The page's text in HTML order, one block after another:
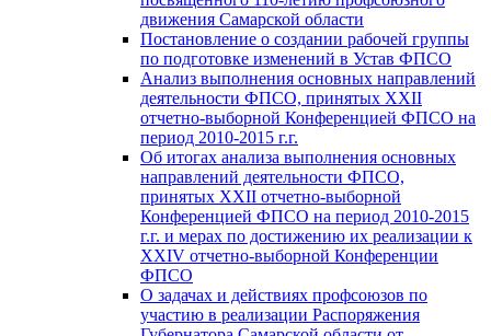
движения Самарской области
Постановление о создании рабочей группы
по подготовке изменений в Устав ФПСО
Анализ выполнения основных направлений
деятельности ФПСО, принятых XXII
отчетно-выборной Конференцией ФПСО на
период 2010-2015 г.г.
Об итогах анализа выполнения основных
направлений деятельности ФПСО,
принятых XXII отчетно-выборной
Конференцией ФПСО на период 2010-2015
г.г. и мерах по достижению их реализации к
XXIV отчетно-выборной Конференции
ФПСО
О задачах и действиях профсоюзов по
участию в реализации Распоряжения